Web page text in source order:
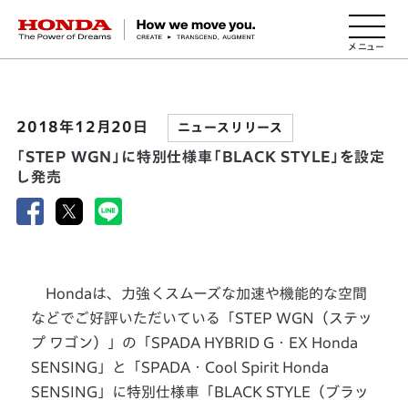
HONDA The Power of Dreams
2018年12月20日 ニュースリリース
「STEP WGN」に特別仕様車「BLACK STYLE」を設定
し発売
Hondaは、力強くスムーズな加速や機能的な空間
などでご好評いただいている「STEP WGN（ステッ
プ ワゴン）」の「SPADA HYBRID G・EX Honda
SENSING」と「SPADA・Cool Spirit Honda
SENSING」に特別仕様車「BLACK STYLE（ブラッ